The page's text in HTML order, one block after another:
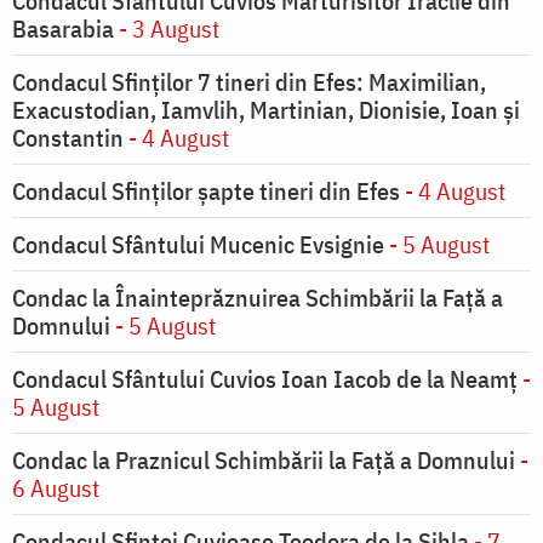
Basarabia- 3 August
Condacul Sfinţilor 7 tineri din Efes: Maximilian,
Exacustodian, Iamvlih, Martinian, Dionisie, Ioan şi
Constantin - 4 August
Condacul Sfinţilor şapte tineri din Efes - 4 August
Condacul Sfântului Mucenic Evsignie- 5 August
Condac la Înainteprăznuirea Schimbării la Faţă a
Domnului - 5 August
Condacul Sfântului Cuvios Ioan Iacob de la Neamț -
5 August
Condac la Praznicul Schimbării la Faţă a Domnului -
6 August